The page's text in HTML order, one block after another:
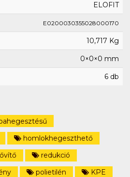
ELOFIT
E0200030355028000170
10,717 Kg
0×0×0 mm
6 db
homlokhegeszthető
redukció
polietilén
KPE